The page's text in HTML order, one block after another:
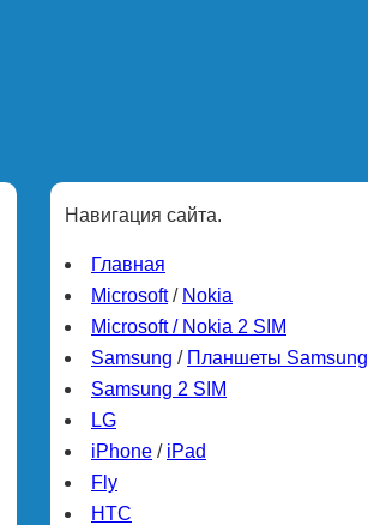
Навигация сайта.
Главная
Microsoft/ Nokia
Microsoft / Nokia 2 SIM
Samsung / Планшеты Samsung
Samsung 2 SIM
LG
iPhone / iPad
Fly
HTC